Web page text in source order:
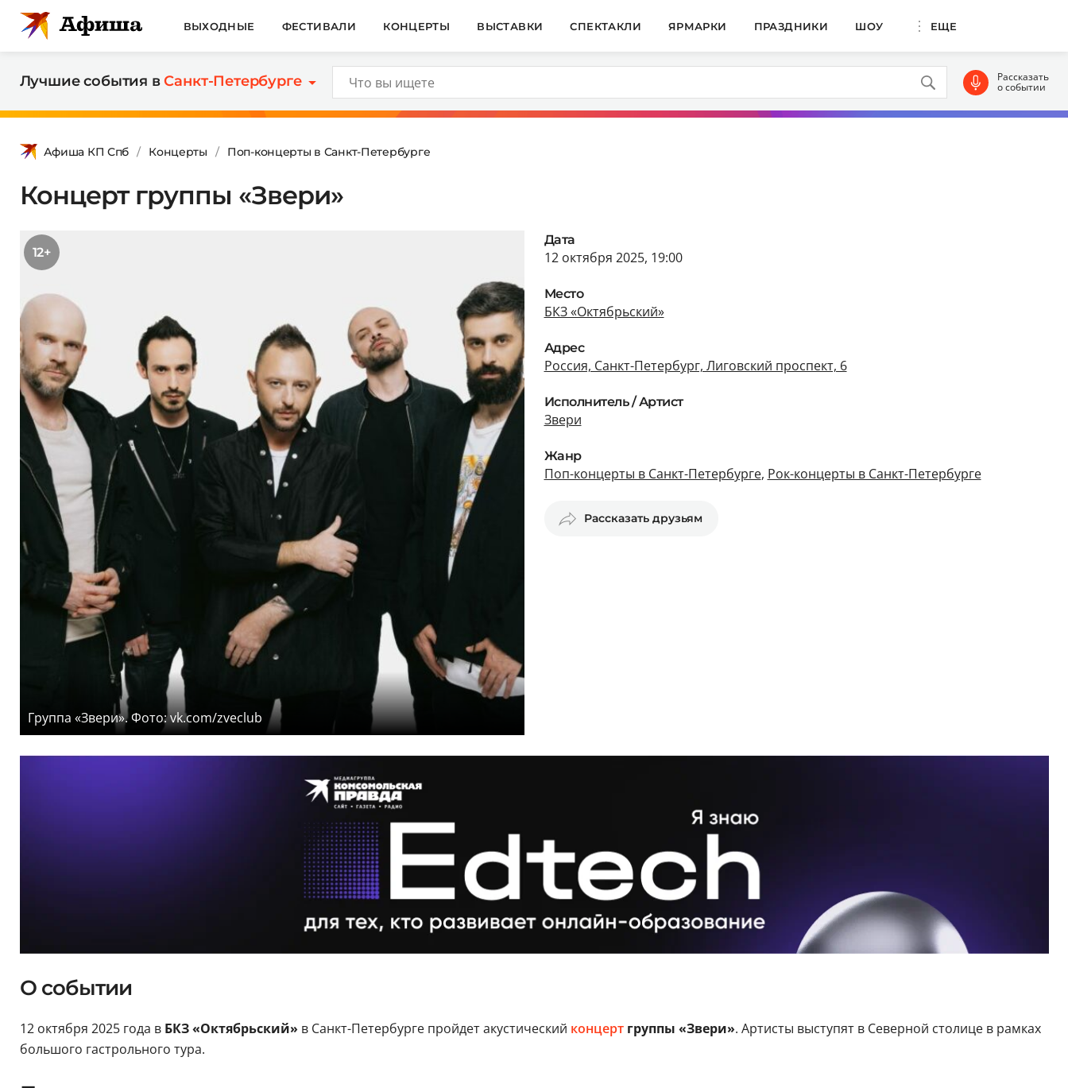
ВЫХОДНЫЕ ФЕСТИВАЛИ КОНЦЕРТЫ ВЫСТАВКИ СПЕКТАКЛИ ЯРМАРКИ ПРАЗДНИКИ ШОУ ЕЩЕ
Лучшие события вСанкт-Петербурге Рассказать
о событии
Афиша КП Спб Концерты Поп-концерты в Санкт-Петербурге
Концерт группы «Звери»
12+
Группа «Звери». Фото: vk.com/zveclub
Дата
12 октября 2025, 19:00
Место
БКЗ «Октябрьский»
Адрес
Россия, Санкт-Петербург, Лиговский проспект, 6
Исполнитель / Артист
Звери
Жанр
Поп-концерты в Санкт-Петербурге, Рок-концерты в Санкт-Петербурге
Рассказать друзьям
О событии
12 октября 2025 года вБКЗ «Октябрьский» в Санкт-Петербурге пройдет акустический концертгруппы «Звери». Артисты выступят в Северной столице в рамках
большого гастрольного тура.